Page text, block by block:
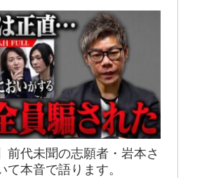
前代未聞の志願者・岩本さ
て本音で語ります。